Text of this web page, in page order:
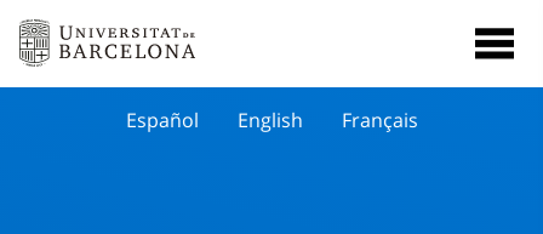
Español English Français